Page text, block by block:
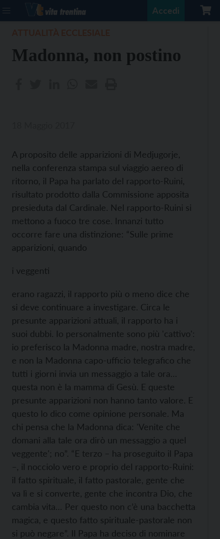
Accedi
Madonna, non postino
A proposito delle apparizioni di Medjugorje,
nella conferenza stampa sul viaggio aereo di
ritorno, il Papa ha parlato del rapporto-Ruini,
risultato prodotto dalla Commissione apposita
presieduta dal Cardinale. Nel rapporto-Ruini si
mettono a fuoco tre cose. Innanzi tutto
occorre fare una distinzione: “Sulle prime
apparizioni, quando
i veggenti
erano ragazzi, il rapporto più o meno dice che
si deve continuare a investigare. Circa le
presunte apparizioni attuali, il rapporto ha i
suoi dubbi. Io personalmente sono più 'cattivo':
io preferisco la Madonna madre, nostra madre,
e non la Madonna capo-ufficio telegrafico che
tutti i giorni invia un messaggio a tale ora…
questa non è la mamma di Gesù. E queste
presunte apparizioni non hanno tanto valore. E
questo lo dico come opinione personale. Ma
chi pensa che la Madonna dica: 'Venite che
domani alla tale ora dirò un messaggio a quel
veggente'; no”. “E terzo – ha proseguito il Papa
–, il nocciolo vero e proprio del rapporto-Ruini:
il fatto spirituale, il fatto pastorale, gente che
va lì e si converte, gente che incontra Dio, che
cambia vita… Per questo non c’è una bacchetta
magica, e questo fatto spirituale-pastorale non
si può negare”. Il Papa ha deciso di nominare